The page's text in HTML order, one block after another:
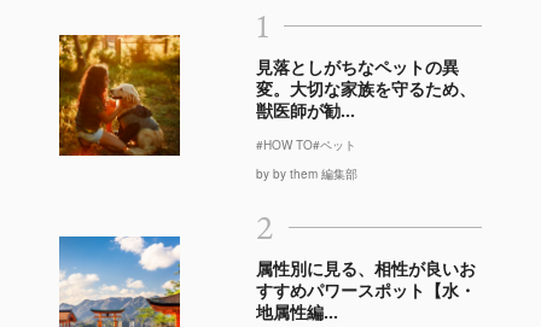
1
見落としがちなペットの異
変。大切な家族を守るため、
獣医師が勧...
#HOW TO#ペット
by by them 編集部
2
属性別に見る、相性が良いお
すすめパワースポット【水・
地属性編...